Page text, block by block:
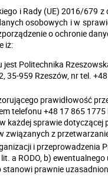
i Rady (UE) 2016/679
osobowych i w
o ochronie
iż:
Politechnika
959 Rzeszów, nr tel.
prawidłowość
telefonu +48 17 865 1775
każdej sprawie
związanych z
i przeprowadzenia
a RODO, b)
prawnie